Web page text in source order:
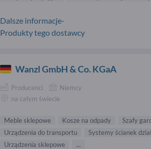
Dalsze informacje-
Produkty tego dostawcy
Wanzl GmbH & Co. KGaA
Producenci
Niemcy
na całym świecie
Meble sklepowe Kosze na odpady
Szafy
Urządzenia do transportu
Systemy ścianek
Urządzenia sklepowe
...